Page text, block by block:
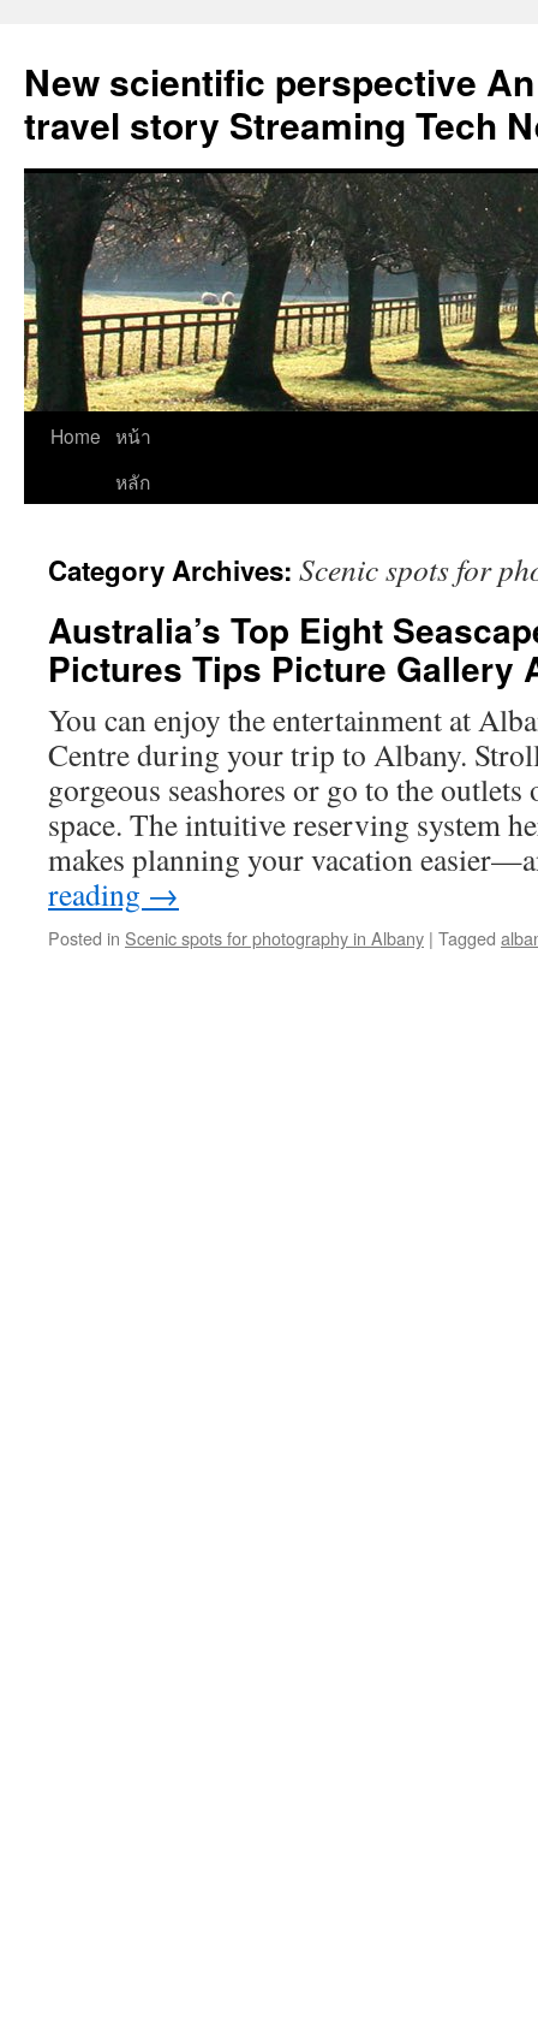
New scientific perspective
travel story Streaming Tech
Skip
Home หน้า
หลัก
Category Archives: Scenic spots for
Australia’s Top Eight
Pictures Tips Picture Gallery
You can enjoy the entertainment at
Centre during your trip to Albany.
gorgeous seashores or go to the
space. The intuitive reserving system
makes planning your vacation
reading →
Posted in Scenic spots for photography in Albany | Tagged